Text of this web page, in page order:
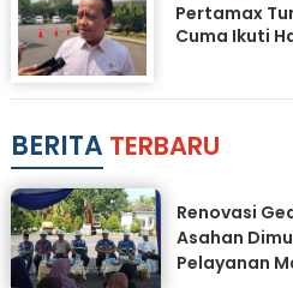
Pertamax
Cuma Ikuti
BERITA TERBARU
Renovasi
Asahan
Pelayanan